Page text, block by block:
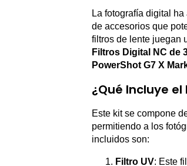
La fotografía digital
de accesorios que
filtros de lente juegan
Filtros Digital NC de
PowerShot G7 X Mark
¿Qué Incluye el
Este kit se compone
permitiendo a los
incluidos son:
Filtro UV: Este